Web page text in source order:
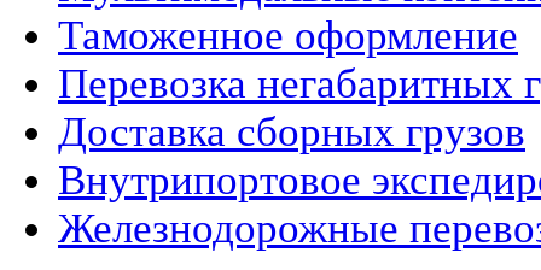
Таможенное оформление
Перевозка негабаритных
Доставка сборных грузов
Внутрипортовое
Железнодорожные